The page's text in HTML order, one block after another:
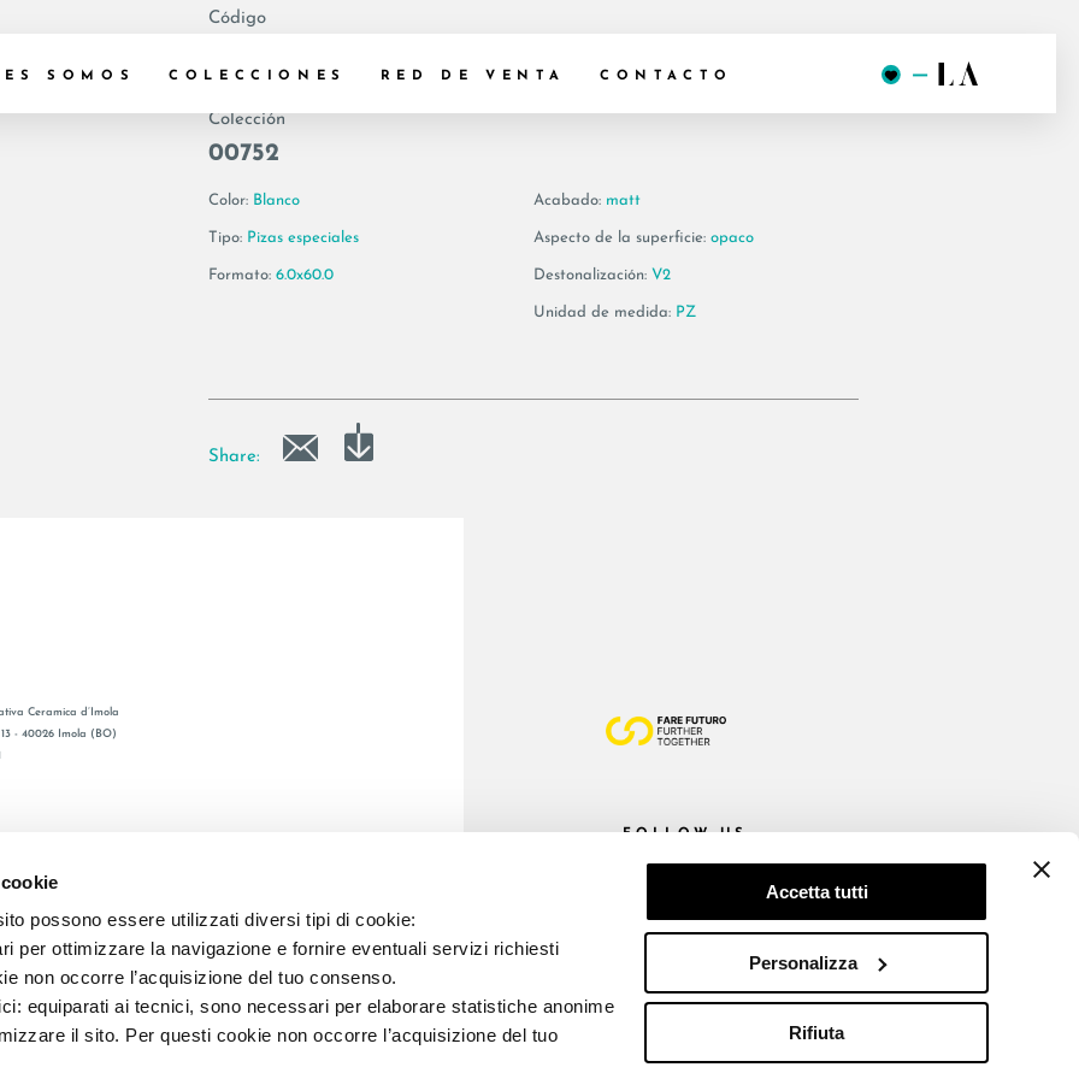
possono essere utilizzati diversi tipi di cookie:
per ottimizzare la navigazione e fornire eventuali servizi richiesti
non occorre l’acquisizione del tuo consenso.
equiparati ai tecnici, sono necessari per elaborare statistiche anonime
il sito. Per questi cookie non occorre l’acquisizione del tuo
Accetta tutti
Personalizza
Rifiuta
SOMOS COLECCIONES RED DE VENTA CONTACTO
Código
Colección
00752
Color: Blanco
Tipo: Pizas especiales
Formato: 6.0x60.0
Acabado: matt
Aspecto de la superficie: opaco
Destonalización: V2
Unidad de medida: PZ
Share:
Ceramica d’Imola
- 40026 Imola (BO)
FOLLOW US
E REG. IMPR. BO 00286900378 R.E.A. BO 5545